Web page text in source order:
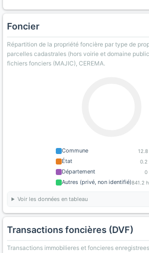
Foncier
Répartition de la propriété foncière par type de
parcelles cadastrales (hors voirie et domaine
fichiers fonciers (MAJIC), CEREMA.
Commune 12.8
État 0.2
Département 0
Autres (privé, non identifié)841.2
Voir les données en tableau
Transactions foncières (DVF)
Transactions immobilieres et foncieres